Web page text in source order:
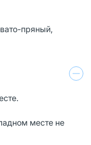
пряный,
месте не